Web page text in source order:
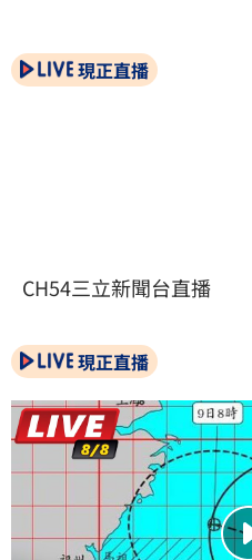
現正直播
CH54三立新聞台直播
現正直播